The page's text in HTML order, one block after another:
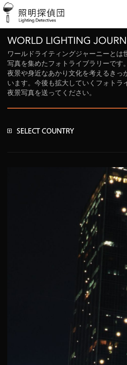
ワールドライティングジャーニーとは
写真を集めたフォトライブラリーです
夜景や身近なあかり文化を考えるきっ
います。今後も拡大していくフォトラ
夜景写真を送ってください。